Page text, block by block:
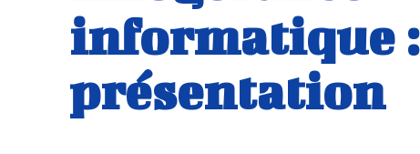
informatique :
présentation